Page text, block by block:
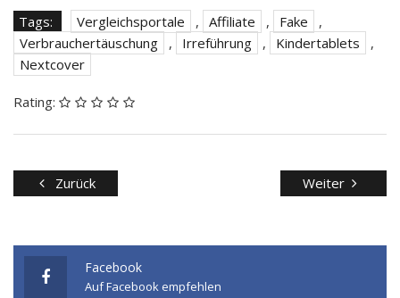
Tags: Vergleichsportale , Affiliate , Fake
,
Verbrauchertäuschung
, Irreführung , Kindertablets
,
Nextcover
Rating:
Zurück Weiter
Facebook
Auf Facebook empfehlen